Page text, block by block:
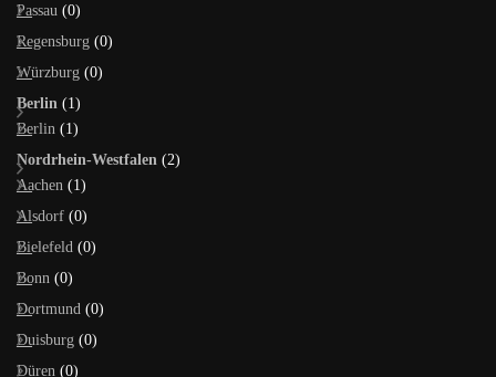
Passau (0)
Regensburg (0)
Würzburg (0)
Berlin (1)
Berlin (1)
Nordrhein-Westfalen (2)
Aachen (1)
Alsdorf (0)
Bielefeld (0)
Bonn (0)
Dortmund (0)
Duisburg (0)
Düren (0)